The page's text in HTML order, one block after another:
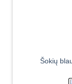
Šokių